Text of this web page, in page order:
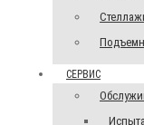
СЕРВИС